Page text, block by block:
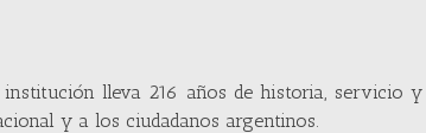
institución lleva 216 años de historia, servicio
y a los ciudadanos argentinos.